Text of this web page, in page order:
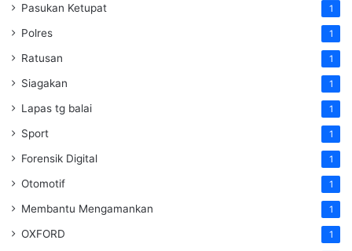
Pasukan Ketupat 1
Polres 1
Ratusan 1
Siagakan 1
Lapas tg balai 1
Sport 1
Forensik Digital 1
Otomotif 1
Membantu Mengamankan 1
OXFORD 1